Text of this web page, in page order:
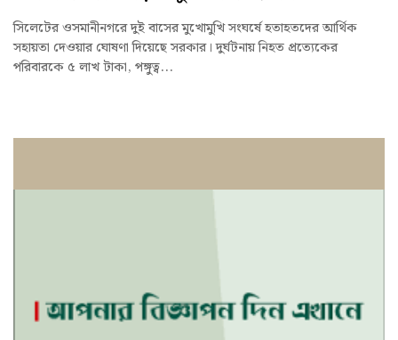
সিলেটের ওসমানীনগরে দুই বাসের মুখোমুখি সংঘর্ষে হতাহতদের আর্থিক
সহায়তা দেওয়ার ঘোষণা দিয়েছে সরকার। দুর্ঘটনায় নিহত প্রত্যেকের
পরিবারকে ৫ লাখ টাকা, পঙ্গুত্ব...